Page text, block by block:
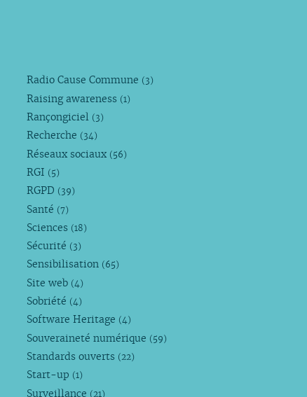
Radio Cause Commune (3)
Raising awareness (1)
Rançongiciel (3)
Recherche (34)
Réseaux sociaux (56)
RGI (5)
RGPD (39)
Santé (7)
Sciences (18)
Sécurité (3)
Sensibilisation (65)
Site web (4)
Sobriété (4)
Software Heritage (4)
Souveraineté numérique (59)
Standards ouverts (22)
Start-up (1)
Surveillance (21)